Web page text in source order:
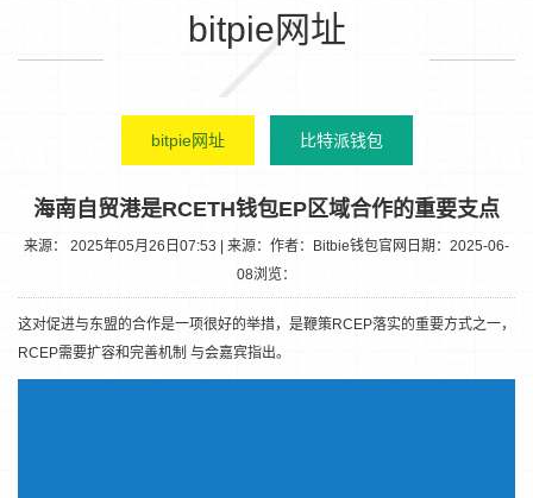
bitpie网址
bitpie网址 比特派钱包
海南自贸港是RCETH钱包EP区域合作的重要支点
来源： 2025年05月26日07:53 | 来源： 作者：Bitbie钱包官网 日期：2025-06-
08浏览：
这对促进与东盟的合作是一项很好的举措，是鞭策RCEP落实的重要方式之一，
RCEP需要扩容和完善机制 与会嘉宾指出。